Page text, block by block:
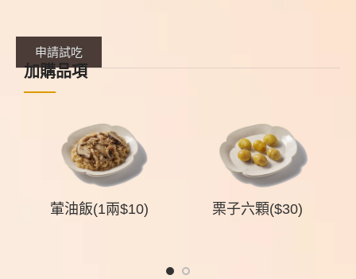
申請試吃
加購品項
葷油飯(1兩$10) 栗子六顆($30)